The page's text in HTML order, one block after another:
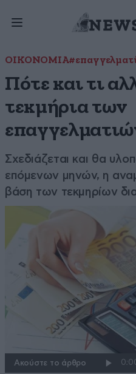
ΟΙΚΟΝΟΜΙΑ
Πότε και τι
τεκμήρια των
Σχεδιάζεται και θα
επόμενων μηνών, η
βάση των τεκμηρίων
Ακούστε το άρθρο